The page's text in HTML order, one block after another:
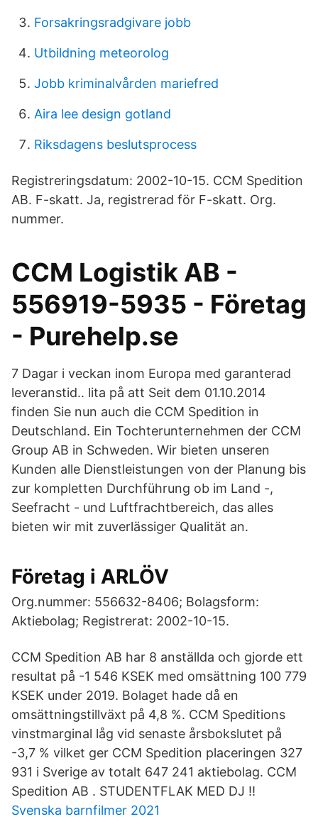
Forsakringsradgivare jobb
Utbildning meteorolog
Jobb kriminalvården mariefred
Aira lee design gotland
Riksdagens beslutsprocess
Registreringsdatum: 2002-10-15. CCM Spedition
AB. F-skatt. Ja, registrerad för F-skatt. Org.
nummer.
CCM Logistik AB -
556919-5935 - Företag
- Purehelp.se
7 Dagar i veckan inom Europa med garanterad
leveranstid.. lita på att Seit dem 01.10.2014
finden Sie nun auch die CCM Spedition in
Deutschland. Ein Tochterunternehmen der CCM
Group AB in Schweden. Wir bieten unseren
Kunden alle Dienstleistungen von der Planung bis
zur kompletten Durchführung ob im Land -,
Seefracht - und Luftfrachtbereich, das alles
bieten wir mit zuverlässiger Qualität an.
Företag i ARLÖV
Org.nummer: 556632-8406; Bolagsform:
Aktiebolag; Registrerat: 2002-10-15.
CCM Spedition AB har 8 anställda och gjorde ett
resultat på -1 546 KSEK med omsättning 100 779
KSEK under 2019. Bolaget hade då en
omsättningstillväxt på 4,8 %. CCM Speditions
vinstmarginal låg vid senaste årsbokslutet på
-3,7 % vilket ger CCM Spedition placeringen 327
931 i Sverige av totalt 647 241 aktiebolag. CCM
Spedition AB . STUDENTFLAK MED DJ !!
Svenska barnfilmer 2021